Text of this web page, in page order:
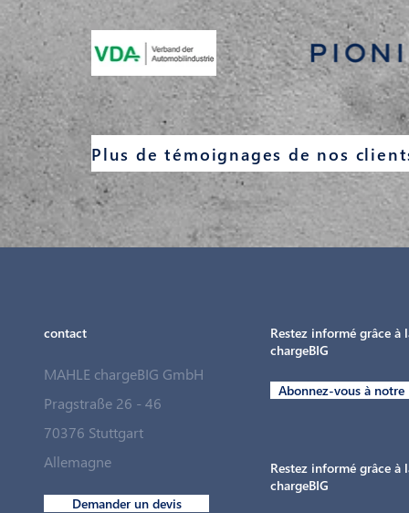
contact
MAHLE chargeBIG GmbH
Pragstraße 26 - 46
70376 Stuttgart
Allemagne
Demander un devis
Restez informé grâce à
chargeBIG
Abonnez-vous à notre
Restez informé grâce à
chargeBIG